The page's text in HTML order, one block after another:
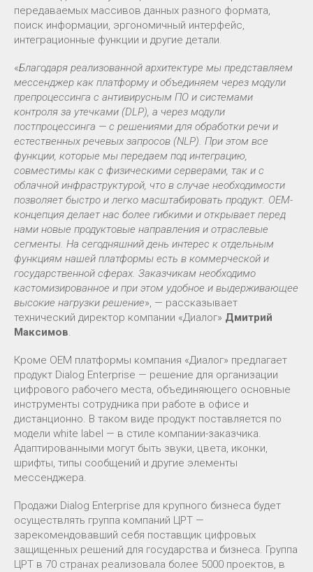
передаваемых массивов данных разного формата,
поиск информации, эргономичный интерфейс,
интеграционные функции и другие детали.
«Благодаря реализованной архитектуре мы представляем
мессенджер как платформу и объединяем через модули
препроцессинга с антивирусным ПО и системами
контроля за утечками (DLP), а через модули
постпроцессинга — с решениями для обработки речи и
естественных речевых запросов (NLP). При этом все
функции, которые мы передаем под интеграцию,
совместимы как с физическими серверами, так и с
облачной инфраструктурой, что в случае необходимости
позволяет быстро и легко масштабировать продукт. OEM-
концепция делает нас более гибкими и открывает перед
нами новые продуктовые направления и отраслевые
сегменты. На сегодняшний день интерес к отдельным
функциям нашей платформы есть в коммерческой и
государственной сферах. Заказчикам необходимо
кастомизированное и при этом удобное и выдерживающее
высокие нагрузки решение», — рассказывает
технический директор компании «Диалог» Дмитрий
Максимов.
Кроме OEM платформы компания «Диалог» предлагает
продукт Dialog Enterprise — решение для организации
цифрового рабочего места, объединяющего основные
инструменты сотрудника при работе в офисе и
дистанционно. В таком виде продукт поставляется по
модели white label — в стиле компании-заказчика.
Адаптированными могут быть звуки, цвета, иконки,
шрифты, типы сообщений и другие элементы
мессенджера.
Продажи Dialog Enterprise для крупного бизнеса будет
осуществлять группа компаний ЦРТ —
зарекомендовавший себя поставщик цифровых
защищенных решений для государства и бизнеса. Группа
ЦРТ в 70 странах реализовала более 5000 проектов, в